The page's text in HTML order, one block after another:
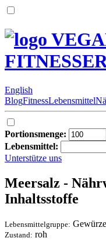
English
BlogFitnessLebensmittel
Portionsmenge:
Lebensmittel:
Unterstütze uns
Meersalz -
Inhaltsstoffe
Lebensmittelgruppe:
Zustand: roh